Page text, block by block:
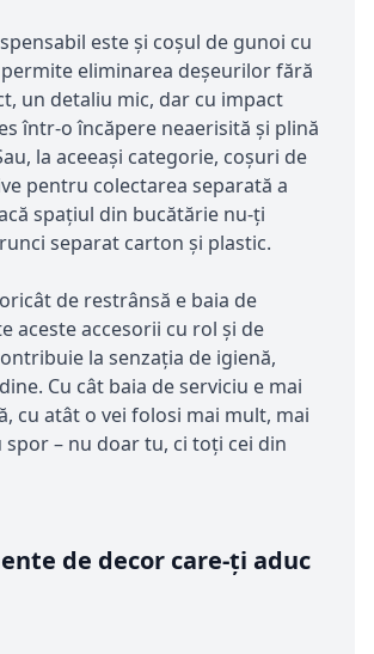
este și coșul de gunoi cu
eliminarea deșeurilor fără
un detaliu mic, dar cu impact
într-o încăpere neaerisită și plină
la aceeași categorie, coșuri de
pentru colectarea separată a
spațiul din bucătărie nu-ți
separat carton și plastic.
de restrânsă e baia de
aceste accesorii cu rol și de
la senzația de igienă,
Cu cât baia de serviciu e mai
cu atât o vei folosi mai mult, mai
spor – nu doar tu, ci toți cei din
de decor care-ți aduc